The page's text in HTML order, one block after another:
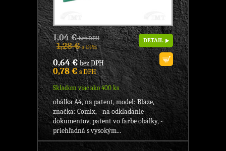
1,04 €bez DPH
1,28 €s DPH
0,64 €bez DPH
0,78 €s DPH
Skladom viac ako 400 ks
DETAIL
obálka A4, na patent, model: Blaze,
značka: Comix, - na odkladanie
dokumentov, patent vo farbe obálky, -
priehľadná s vysokým...